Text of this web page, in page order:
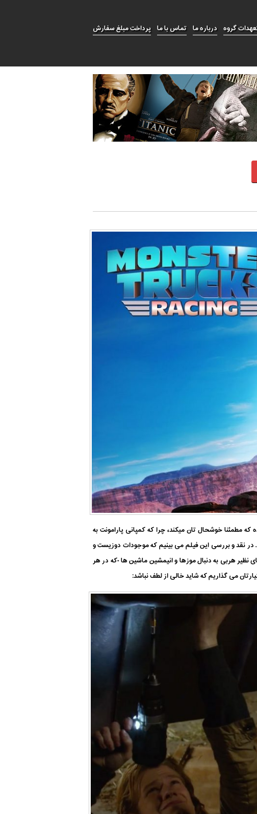
پرداخت مبلغ سفارش تماس با ما درباره ما گروه
مطمئنا خوشحال تان میکند، چرا که کمپانی پارامونت به
. در نقد و بررسی این فیلم می بینیم که موجودات دوزیست و
نظیرهربی به دنبال موزهاو انیمشینماشین ها-که در هر
می گذاریم که شاید خالی از لطف نباشد: